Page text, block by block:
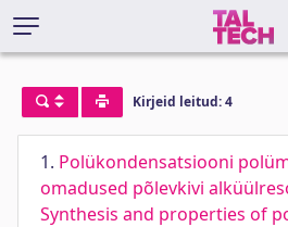
Kirjeid leitud: 4
1. Polükondensatsiooni
omadused põlevkivi
Synthesis and properties of